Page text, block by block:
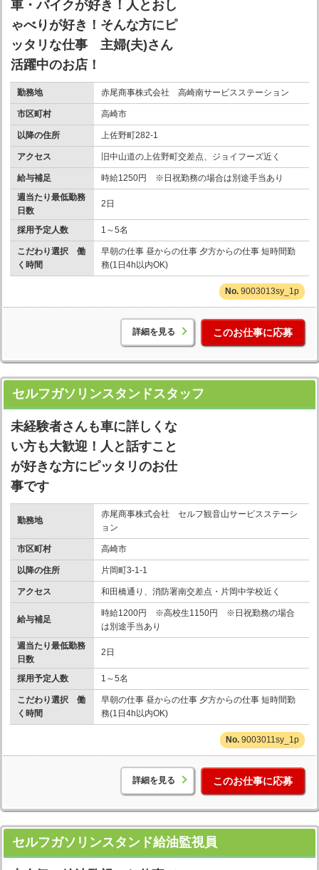
車・バイクが好き！人とおし
ゃべりが好き！そんな方にピ
ッタリな仕事 主婦(夫)さん
活躍中のお店！
勤務地 赤尾商事株式会社 高崎南サービスステーション
市区町村 高崎市
以降の住所 上佐野町282-1
アクセス 旧中山道の上佐野町交差点、ジョイフーズ近く
給与補足
時給1250円 ※日祝勤務の場合は別途手当あり
週当たり最低勤務
日数
2日
採用予定人数 1～5名
こだわり選択 働
く時間
早朝の仕事 昼からの仕事 夕方からの仕事 短時間勤
務(1日4h以内OK)
9003013sy_1p
詳細を見る このお仕事に応募
セルフガソリンスタンドスタッフ
未経験者さんも車に詳しくな
い方も大歓迎！人と話すこと
が好きな方にピッタリのお仕
事です
勤務地
赤尾商事株式会社 セルフ観音山サービスステーシ
ョン
市区町村 高崎市
以降の住所 片岡町3-1-1
アクセス 和田橋通り、消防署南交差点・片岡中学校近く
給与補足
時給1200円 ※高校生1150円 ※日祝勤務の場合
は別途手当あり
週当たり最低勤務
日数
2日
採用予定人数 1～5名
こだわり選択 働
く時間
早朝の仕事 昼からの仕事 夕方からの仕事 短時間勤
務(1日4h以内OK)
9003011sy_1p
詳細を見る このお仕事に応募
セルフガソリンスタンド給油監視員